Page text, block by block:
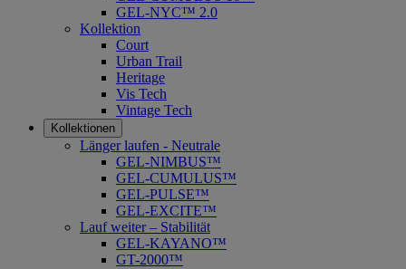
GEL-NYC™ 2.0
Kollektion
Court
Urban Trail
Heritage
Vis Tech
Vintage Tech
Kollektionen
Länger laufen - Neutrale
GEL-NIMBUS™
GEL-CUMULUS™
GEL-PULSE™
GEL-EXCITE™
Lauf weiter – Stabilität
GEL-KAYANO™
GT-2000™